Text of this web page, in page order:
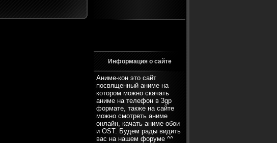
Информация о сайте
Аниме-кон это сайт
посвященный аниме на
котором можно скачать
аниме на телефон в 3gp
формате, также на сайте
можно смотреть аниме
онлайн, качать аниме обои
и OST. Будем рады видить
вас на нашем форуме ^^